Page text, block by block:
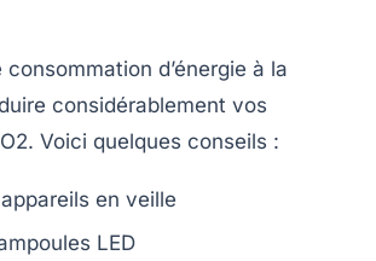
d’énergie à la
considérablement vos
Voici quelques conseils :
en veille
LED